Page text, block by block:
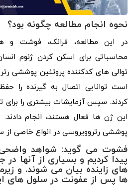
نحوه انجام مطالعه چگونه بود؟
در این مطالعه، فرانک، فوشت و
محاسباتی برای اسکن کردن ژنوم
توالی های کدکننده پروتئین پوششی
است توانایی اتصال به گیرنده را
کردند. سپس آزمایشات بیشتری را
این ژن ها فعال هستند، انجام
پوششی رتروویروسی در انواع خاصی از
فشوت می گوید: شواهد واضحی
پیدا کردیم و بسیاری از آنها
های زاینده بیان می شوند. و
ها پس از عفونت در سلول های